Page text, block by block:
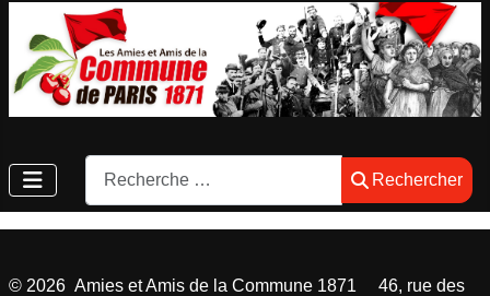
Rechercher
Rechercher
© 2026 Amies et Amis de la Commune 1871 46, rue des